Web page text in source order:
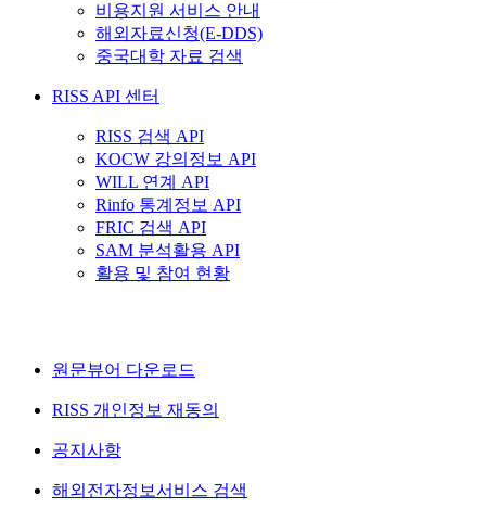
비용지원 서비스 안내
해외자료신청(E-DDS)
중국대학 자료 검색
RISS API 센터
RISS 검색 API
KOCW 강의정보 API
WILL 연계 API
Rinfo 통계정보 API
FRIC 검색 API
SAM 분석활용 API
활용 및 참여 현황
원문뷰어 다운로드
RISS 개인정보 재동의
공지사항
해외전자정보서비스 검색